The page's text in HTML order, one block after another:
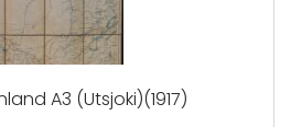
A3 (Utsjoki)(1917)